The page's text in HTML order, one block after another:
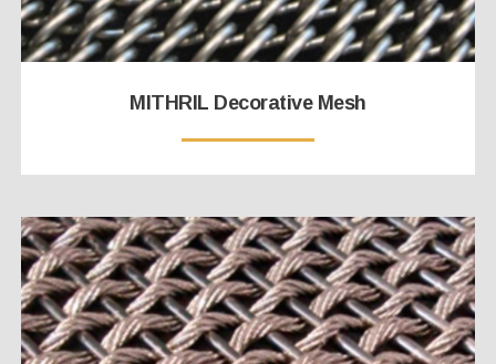
MITHRIL Decorative Mesh